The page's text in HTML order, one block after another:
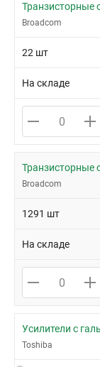
Транзисторные
Broadcom
22 шт
На складе
Транзисторные
Broadcom
1291 шт
На складе
Усилители с
Toshiba